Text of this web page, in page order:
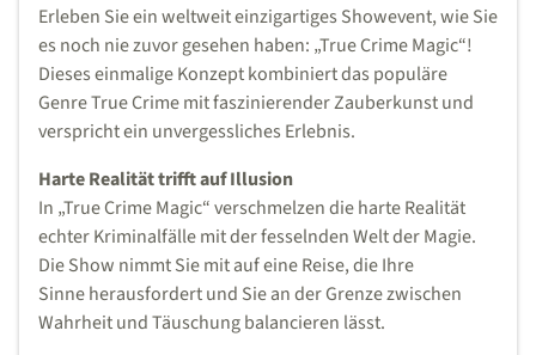
Erleben Sie ein weltweit einzigartiges Showevent, wie Sie
es noch nie zuvor gesehen haben: „True Crime Magic“!
Dieses einmalige Konzept kombiniert das populäre
Genre True Crime mit faszinierender Zauberkunst und
verspricht ein unvergessliches Erlebnis.
Harte Realität trifft auf Illusion
In „True Crime Magic“ verschmelzen die harte Realität
echter Kriminalfälle mit der fesselnden Welt der Magie.
Die Show nimmt Sie mit auf eine Reise, die Ihre
Sinne herausfordert und Sie an der Grenze zwischen
Wahrheit und Täuschung balancieren lässt.